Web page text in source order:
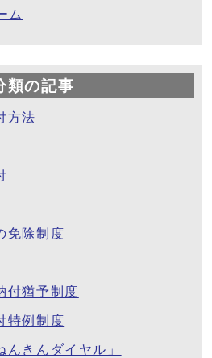
ム
類の記事
方法
免除制度
付猶予制度
特例制度
きんダイヤル」